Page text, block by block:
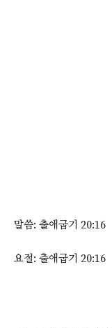
말씀: 출애굽기 20:16
요절: 출애굽기 20:16